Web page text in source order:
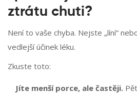
ztrátu chuti?
Není to vaše chyba. Nejste „líní“
vedlejší účinek léku.
Zkuste toto:
Jíte menší porce, ale častěji.